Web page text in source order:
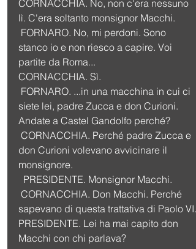
CORNACCHIA. No, non c'era nessuno
lì. C'era soltanto monsignor Macchi.
stanco io e non riesco a capire. Voi
partite da Roma...
CORNACCHIA. Sì.
siete lei, padre Zucca e don Curioni.
Andate a Castel Gandolfo perché?
don Curioni volevano avvicinare il
monsignore.
PRESIDENTE. Monsignor Macchi.
sapevano di questa trattativa di Paolo VI.
PRESIDENTE. Lei ha mai capito don
Macchi con chi parlava?